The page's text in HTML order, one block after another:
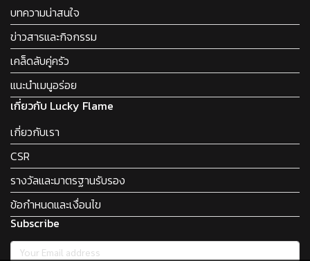
บทความน่าสนใจ
ข่าวสารและกิจกรรม
เคล็ดลับคู่ครัว
แนะนำเมนูอร่อย
เกี่ยวกับ Lucky Flame
เกี่ยวกับเรา
CSR
รางวัลและมาตรฐานรับรอง
ข้อกำหนดและเงื่อนไข
Subscribe